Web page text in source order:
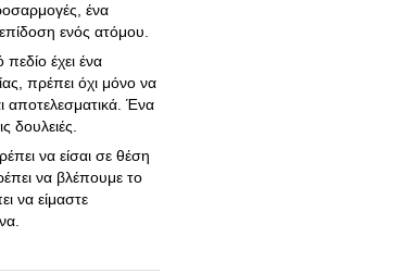
ένα
ενός ατόμου.
έχει ένα
πρέπει όχι μόνο να
αποτελεσματικά. Ένα
δουλειές.
να είσαι σε θέση
να βλέπουμε το
να είμαστε